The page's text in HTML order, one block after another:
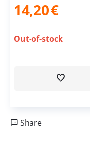
14,20€
Out-of-stock
Share